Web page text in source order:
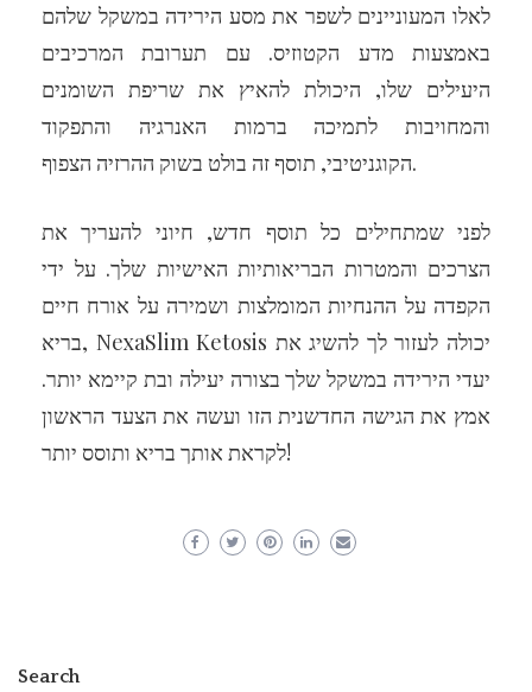
לאלו המעוניינים לשפר את מסע הירידה במשקל שלהם
באמצעות מדע הקטוזיס. עם תערובת המרכיבים
היעילים שלו, היכולת להאיץ את שריפת השומנים
והמחויבות לתמיכה ברמות האנרגיה והתפקוד
הקוגניטיבי, תוסף זה בולט בשוק ההרזיה הצפוף.
לפני שמתחילים כל תוסף חדש, חיוני להעריך את
הצרכים והמטרות הבריאותיות האישיות שלך. על ידי
הקפדה על ההנחיות המומלצות ושמירה על אורח חיים
בריא, NexaSlim Ketosis יכולה לעזור לך להשיג את
יעדי הירידה במשקל שלך בצורה יעילה ובת קיימא יותר.
אמץ את הגישה החדשנית הזו ועשה את הצעד הראשון
לקראת אותך בריא ותוסס יותר!
Search